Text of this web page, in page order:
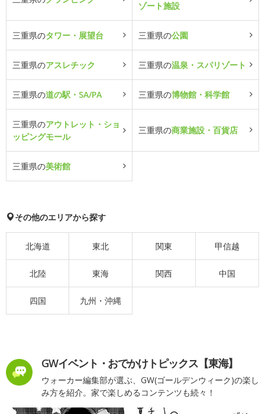
ゾート施設
三重県のタワー・展望台 三重県の公園
三重県のアスレチック 三重県の温泉・スパリゾート
三重県の道の駅・SA/PA 三重県の博物館・科学館
三重県のアウトレット・ショ
ッピングモール
三重県の商業施設・百貨店
三重県の美術館
その他のエリアから探す
北海道 東北 関東 甲信越
北陸 東海 関西 中国
四国 九州・沖縄
GWイベント・おでかけトピックス【東海】
ウォーカー編集部が選ぶ、GW(ゴールデンウィーク)の楽し
み方を紹介。家で楽しめるコンテンツも続々！